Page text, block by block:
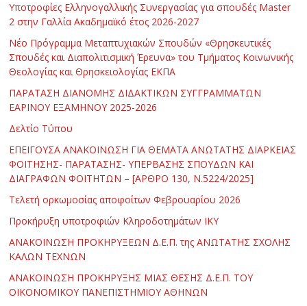
Υποτροφίες Ελληνογαλλικής Συνεργασίας για σπουδές Master
2 στην Γαλλία Ακαδημαϊκό έτος 2026-2027
Νέο Πρόγραμμα Μεταπτυχιακών Σπουδών «Θρησκευτικές
Σπουδές και Διαπολιτισμική Έρευνα» του Τμήματος Κοινωνικής
Θεολογίας και Θρησκειολογίας ΕΚΠΑ
ΠΑΡΑΤΑΣΗ ΔΙΑΝΟΜΗΣ ΔΙΔΑΚΤΙΚΩΝ ΣΥΓΓΡΑΜΜΑΤΩΝ
ΕΑΡΙΝΟΥ ΕΞΑΜΗΝΟΥ 2025-2026
Δελτίο Τύπου
ΕΠΕΙΓΟΥΣΑ ΑΝΑΚΟΙΝΩΣΗ ΓΙΑ ΘΕΜΑΤΑ ΑΝΩΤΑΤΗΣ ΔΙΑΡΚΕΙΑΣ
ΦΟΙΤΗΣΗΣ- ΠΑΡΑΤΑΣΗΣ- ΥΠΕΡΒΑΣΗΣ ΣΠΟΥΔΩΝ ΚΑΙ
ΔΙΑΓΡΑΦΩΝ ΦΟΙΤΗΤΩΝ – [ΑΡΘΡΟ 130, Ν.5224/2025]
Τελετή ορκωμοσίας αποφοίτων Φεβρουαρίου 2026
Προκήρυξη υποτροφιών Κληροδοτημάτων ΙΚΥ
ΑΝΑΚΟΙΝΩΣΗ ΠΡΟΚΗΡΥΞΕΩΝ Δ.Ε.Π. της ΑΝΩΤΑΤΗΣ ΣΧΟΛΗΣ
ΚΑΛΩΝ ΤΕΧΝΩΝ
ΑΝΑΚΟΙΝΩΣΗ ΠΡΟΚΗΡΥΞΗΣ ΜΙΑΣ ΘΕΣΗΣ Δ.Ε.Π. ΤΟΥ
ΟΙΚΟΝΟΜΙΚΟΥ ΠΑΝΕΠΙΣΤΗΜΙΟΥ ΑΘΗΝΩΝ